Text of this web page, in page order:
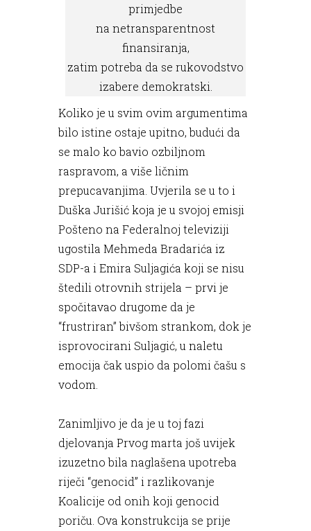
primjedbe
na netransparentnost
finansiranja,
zatim potreba da se rukovodstvo
izabere demokratski.
Koliko je u svim ovim argumentima
bilo istine ostaje upitno, budući da
se malo ko bavio ozbiljnom
raspravom, a više ličnim
prepucavanjima. Uvjerila se u to i
Duška Jurišić koja je u svojoj emisji
Pošteno na Federalnoj televiziji
ugostila Mehmeda Bradarića iz
SDP-a i Emira Suljagića koji se nisu
štedili otrovnih strijela – prvi je
spočitavao drugome da je
“frustriran” bivšom strankom, dok je
isprovocirani Suljagić, u naletu
emocija čak uspio da polomi čašu s
vodom.
Zanimljivo je da je u toj fazi
djelovanja Prvog marta još uvijek
izuzetno bila naglašena upotreba
riječi “genocid” i razlikovanje
Koalicije od onih koji genocid
poriču. Ova konstrukcija se prije